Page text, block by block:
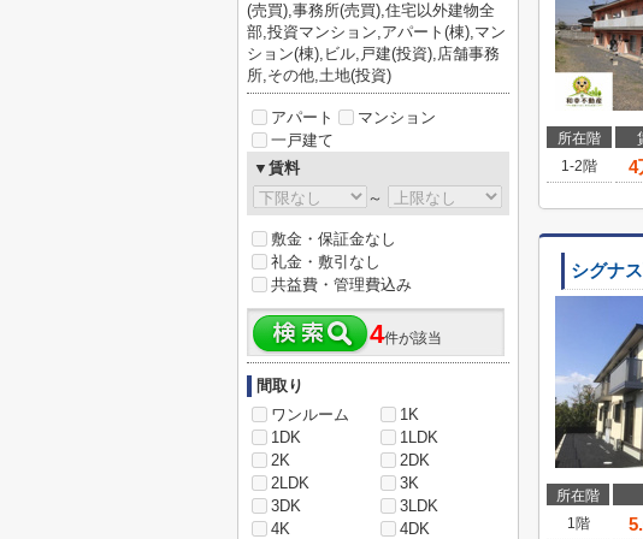
所在階
1-2階
4
シグナ
所在階
1階
(売買),事務所(売買),住宅以外建物全
部,投資マンション,アパート(棟),マン
ション(棟),ビル,戸建(投資),店舗事務
所,その他,土地(投資)
アパート
マンション
一戸建て
▼賃料
～
敷金・保証金なし
礼金・敷引なし
共益費・管理費込み
4件が該当
間取り
ワンルーム
1K
1DK
1LDK
2K
2DK
2LDK
3K
3DK
3LDK
4K
4DK